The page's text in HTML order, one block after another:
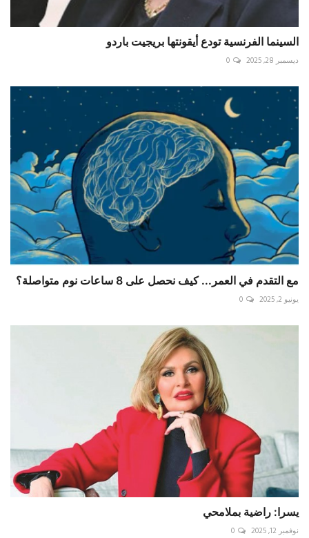
السينما الفرنسية تودع أيقونتها بريجيت باردو
ديسمبر 28, 2025 0
مع التقدم في العمر... كيف نحصل على 8 ساعات نوم متواصلة؟
يونيو 2, 2025 0
يسرا: راضية بملامحي
نوفمبر 12, 2025 0